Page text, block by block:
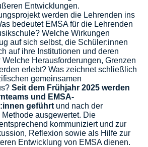
Entwicklungen.
werden die Lehrenden ins
bedeutet EMSA für die Lehrenden
Welche Wirkungen
auf sich selbst, die Schüler:innen
auf ihre Institutionen und deren
Herausforderungen, Grenzen
erlebt? Was zeichnet schließlich
gemeinsamen
Seit dem Frühjahr 2025 werden
und EMSA-
geführt und nach der
ausgewertet. Die
kommuniziert und zur
Reflexion sowie als Hilfe zur
Entwicklung von EMSA dienen.